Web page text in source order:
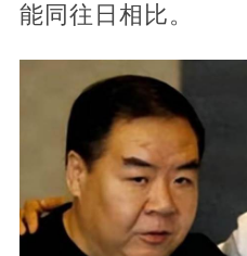
能同往日相比。